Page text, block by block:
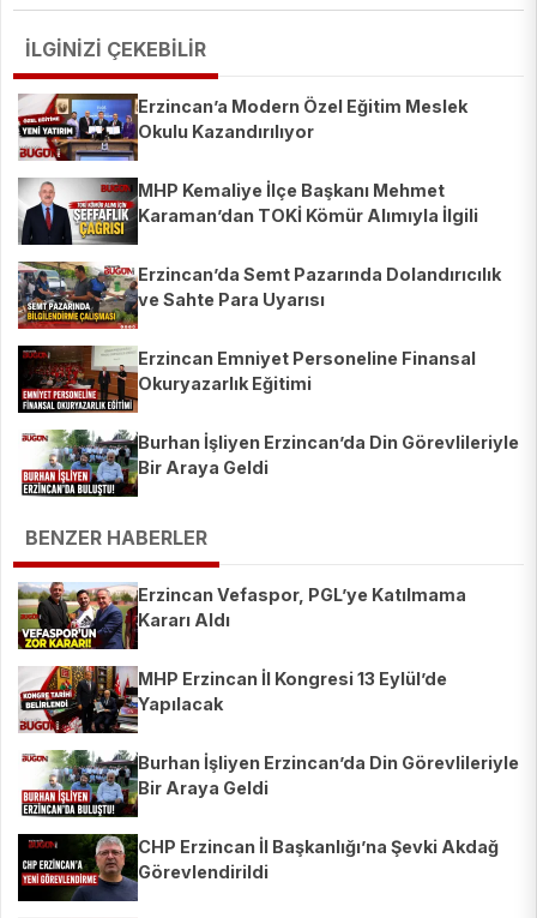
İLGİNİZİ ÇEKEBİLİR
Erzincan’a Modern Özel Eğitim Meslek
Okulu Kazandırılıyor
MHP Kemaliye İlçe Başkanı Mehmet
Karaman’dan TOKİ Kömür Alımıyla İlgili
Erzincan’da Semt Pazarında Dolandırıcılık
ve Sahte Para Uyarısı
Erzincan Emniyet Personeline Finansal
Okuryazarlık Eğitimi
Burhan İşliyen Erzincan’da Din Görevlileriyle
Bir Araya Geldi
BENZER HABERLER
Erzincan Vefaspor, PGL’ye Katılmama
Kararı Aldı
MHP Erzincan İl Kongresi 13 Eylül’de
Yapılacak
Burhan İşliyen Erzincan’da Din Görevlileriyle
Bir Araya Geldi
CHP Erzincan İl Başkanlığı’na Şevki Akdağ
Görevlendirildi